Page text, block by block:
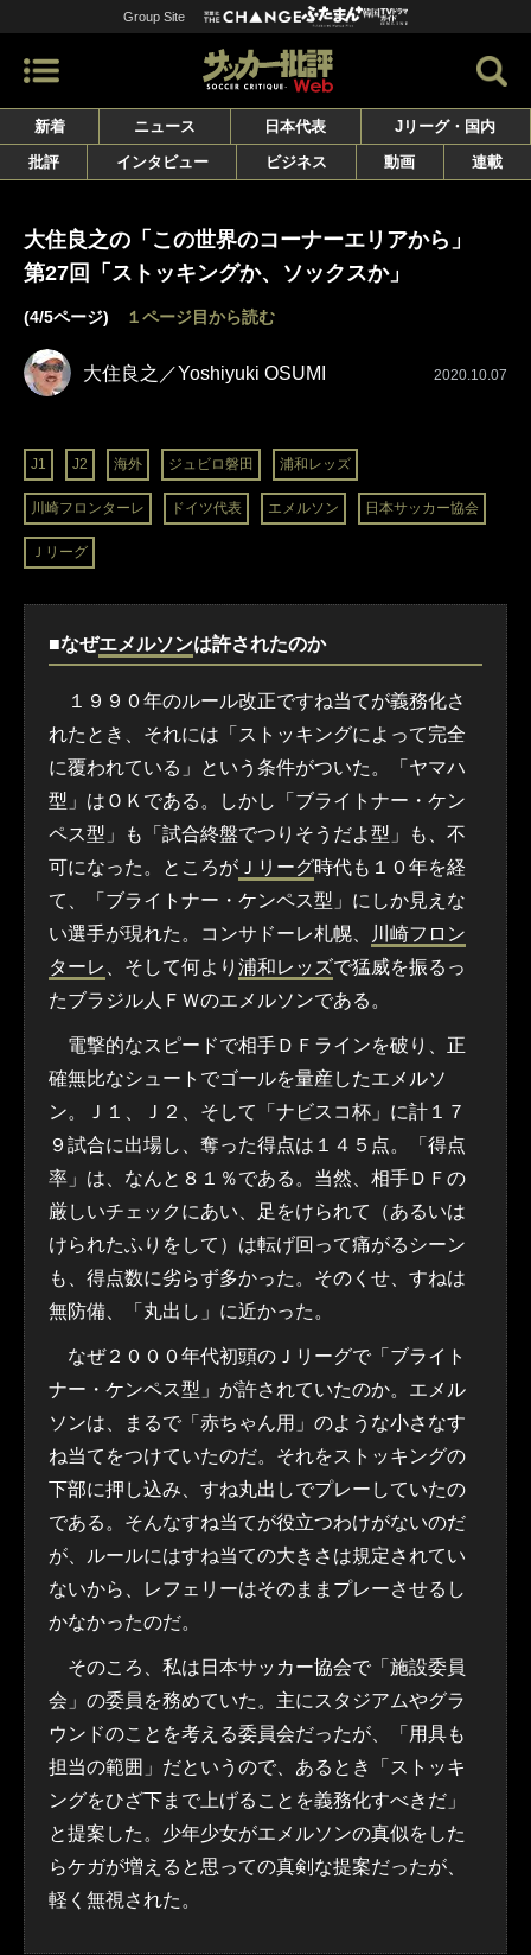
Group Site
新着 ニュース 日本代表
Jリーグ・国内
批評
インタビュー ビジネス 動画 連載
大住良之の「この世界のコーナーエリアから」
第27回「ストッキングか、ソックスか」
(4/5ページ) １ページ目から読む
大住良之／Yoshiyuki OSUMI 2020.10.07
J1 J2 海外 ジュビロ磐田 浦和レッズ
川崎フロンターレ ドイツ代表 エメルソン 日本サッカー協会
Ｊリーグ
■なぜエメルソンは許されたのか
１９９０年のルール改正ですね当てが義務化さ
れたとき、それには「ストッキングによって完全
に覆われている」という条件がついた。「ヤマハ
型」はＯＫである。しかし「ブライトナー・ケン
ペス型」も「試合終盤でつりそうだよ型」も、不
可になった。ところが Ｊリーグ時代も１０年を経
て、「ブライトナー・ケンペス型」にしか見えな
い選手が現れた。コンサドーレ札幌、
川崎フロン
ターレ
、そして何より 浦和レッズで猛威を振るっ
たブラジル人ＦＷのエメルソンである。
電撃的なスピードで相手ＤＦラインを破り、正
確無比なシュートでゴールを量産したエメルソ
ン。Ｊ１、Ｊ２、そして「ナビスコ杯」に計１７
９試合に出場し、奪った得点は１４５点。「得点
率」は、なんと８１％である。当然、相手ＤＦの
厳しいチェックにあい、足をけられて（あるいは
けられたふりをして）は転げ回って痛がるシーン
も、得点数に劣らず多かった。そのくせ、すねは
無防備、「丸出し」に近かった。
なぜ２０００年代初頭のＪリーグで「ブライト
ナー・ケンペス型」が許されていたのか。エメル
ソンは、まるで「赤ちゃん用」のような小さなす
ね当てをつけていたのだ。それをストッキングの
下部に押し込み、すね丸出しでプレーしていたの
である。そんなすね当てが役立つわけがないのだ
が、ルールにはすね当ての大きさは規定されてい
ないから、レフェリーはそのままプレーさせるし
かなかったのだ。
そのころ、私は日本サッカー協会で「施設委員
会」の委員を務めていた。主にスタジアムやグラ
ウンドのことを考える委員会だったが、「用具も
担当の範囲」だというので、あるとき「ストッキ
ングをひざ下まで上げることを義務化すべきだ」
と提案した。少年少女がエメルソンの真似をした
らケガが増えると思っての真剣な提案だったが、
軽く無視された。